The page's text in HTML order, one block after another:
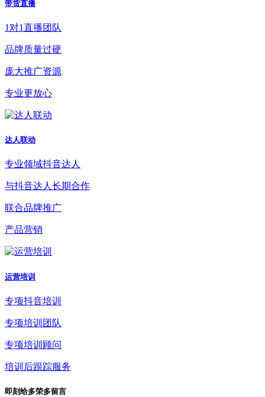
带货直播
1对1直播团队
品牌质量过硬
庞大推广资源
专业更放心
达人联动
专业领域抖音达人
与抖音达人长期合作
联合品牌推广
产品营销
运营培训
专项抖音培训
专项培训团队
专项培训顾问
培训后跟踪服务
即刻给多荣多留言